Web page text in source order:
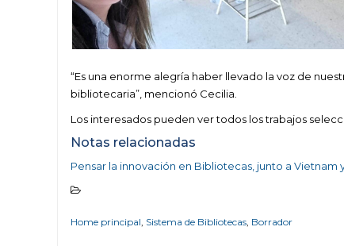
“Es una enorme alegría haber llevado la voz de
bibliotecaria”, mencionó Cecilia.
Los interesados pueden ver todos los trabajos
Notas relacionadas
Pensar la innovación en Bibliotecas, junto a Vietnam
Home principal Sistema de Bibliotecas Borrador